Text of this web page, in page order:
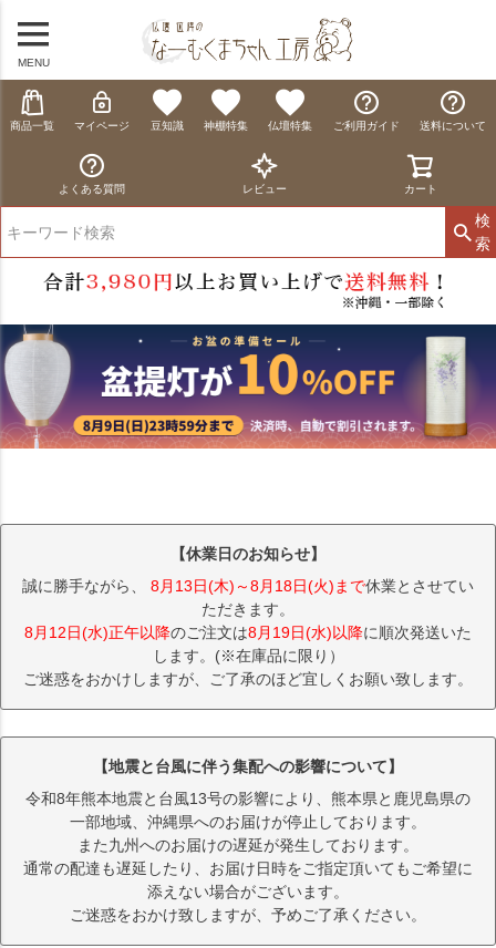
MENU
商品一覧 マイページ 豆知識 神棚特集 仏壇特集 ご利用ガイド 送料について
よくある質問 レビュー カート
検
索
【休業日のお知らせ】
誠に勝手ながら、 8月13日(木)～8月18日(火)まで休業とさせてい
ただきます。
8月12日(水)正午以降のご注文は8月19日(水)以降に順次発送いた
します。(※在庫品に限り）
ご迷惑をおかけしますが、ご了承のほど宜しくお願い致します。
【地震と台風に伴う集配への影響について】
令和8年熊本地震と台風13号の影響により、熊本県と鹿児島県の
一部地域、沖縄県へのお届けが停止しております。
また九州へのお届けの遅延が発生しております。
通常の配達も遅延したり、お届け日時をご指定頂いてもご希望に
添えない場合がございます。
ご迷惑をおかけ致しますが、予めご了承ください。